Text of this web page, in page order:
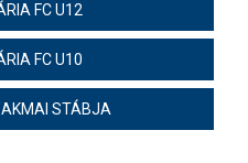
ÉLMÉNYEK
FC U12
FC U10
STÁBJA